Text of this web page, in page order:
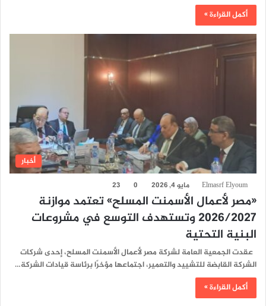
أكمل القراءة »
أخبار
Elmasrf Elyoum مايو 4, 2026 0
23
«مصر لأعمال الأسمنت المسلح» تعتمد موازنة
2026/2027 وتستهدف التوسع في مشروعات
البنية التحتية
عقدت الجمعية العامة لشركة مصر لأعمال الأسمنت المسلح، إحدى شركات
الشركة القابضة للتشييد والتعمير، اجتماعها مؤخرًا برئاسة قيادات الشركة…
أكمل القراءة »